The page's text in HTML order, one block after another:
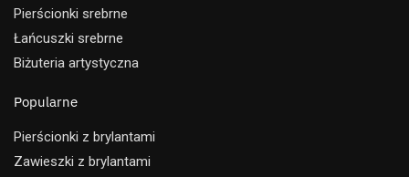
Pierścionki srebrne
Łańcuszki srebrne
Biżuteria artystyczna
Popularne
Pierścionki z brylantami
Zawieszki z brylantami